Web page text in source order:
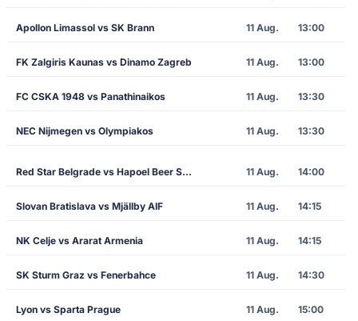
Apollon Limassol vs SK Brann 11 Aug. 13:00
FK Zalgiris Kaunas vs Dinamo Zagreb 11 Aug. 13:00
FC CSKA 1948 vs Panathinaikos 11 Aug. 13:30
NEC Nijmegen vs Olympiakos 11 Aug. 13:30
Red Star Belgrade vs Hapoel Beer Sheva 11 Aug. 14:00
Slovan Bratislava vs Mjällby AIF 11 Aug. 14:15
NK Celje vs Ararat Armenia 11 Aug. 14:15
SK Sturm Graz vs Fenerbahce 11 Aug. 14:30
Lyon vs Sparta Prague 11 Aug. 15:00